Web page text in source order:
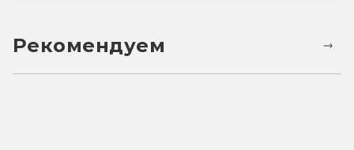
Рекомендуем